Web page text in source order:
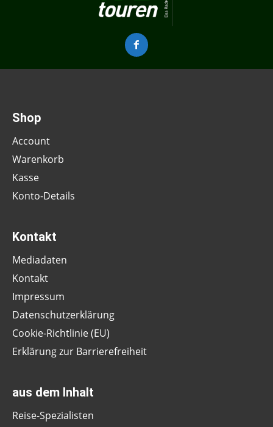
Shop
Account
Warenkorb
Kasse
Konto-Details
Kontakt
Mediadaten
Kontakt
Impressum
Datenschutzerklärung
Cookie-Richtlinie (EU)
Erklärung zur Barrierefreiheit
aus dem Inhalt
Reise-Spezialisten